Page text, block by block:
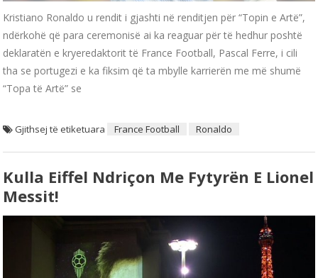
Kristiano Ronaldo u rendit i gjashti në renditjen për “Topin e Artë”,
ndërkohë që para ceremonisë ai ka reaguar për të hedhur poshtë
deklaratën e kryeredaktorit të France Football, Pascal Ferre, i cili
tha se portugezi e ka fiksim që ta mbylle karrierën me më shumë
“Topa të Artë” se
Gjithsej të etiketuara France Football Ronaldo
Kulla Eiffel Ndriçon Me Fytyrën E Lionel
Messit!